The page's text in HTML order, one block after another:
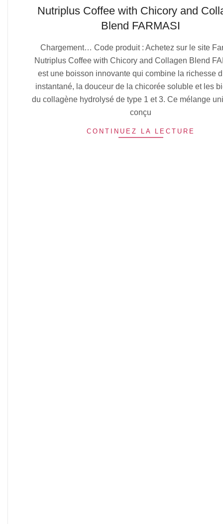
Nutriplus Coffee with Chicory and
Blend FARMASI
07-
05
Chargement… Code produit : Achetez sur le site
Nutriplus Coffee with Chicory and Collagen Blend
est une boisson innovante qui combine la richesse
instantané, la douceur de la chicorée soluble et les
du collagène hydrolysé de type 1 et 3. Ce mélange
conçu
CONTINUEZ LA LECTURE